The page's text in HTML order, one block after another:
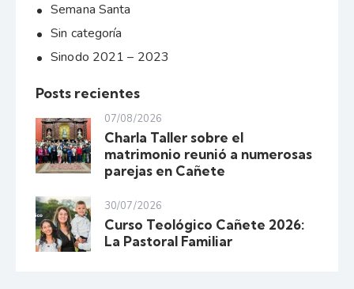
Semana Santa
Sin categoría
Sinodo 2021 – 2023
Posts recientes
07/08/2026
Charla Taller sobre el
matrimonio reunió a numerosas
parejas en Cañete
30/07/2026
Curso Teológico Cañete 2026:
La Pastoral Familiar